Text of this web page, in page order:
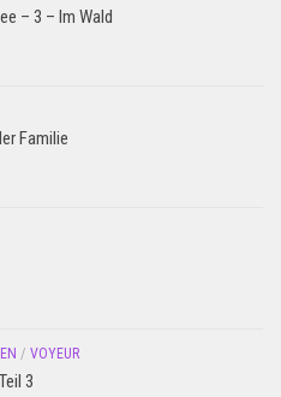
– 3 – Im Wald
Familie
/ VOYEUR
3